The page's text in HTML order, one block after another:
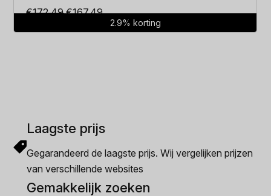
€172.49Oorspronkelijke
€167.49Huidige
prijs
2.9% korting
Laagste prijs
Gegarandeerd de laagste prijs. Wij vergelijken prijzen
van verschillende websites
Gemakkelijk zoeken